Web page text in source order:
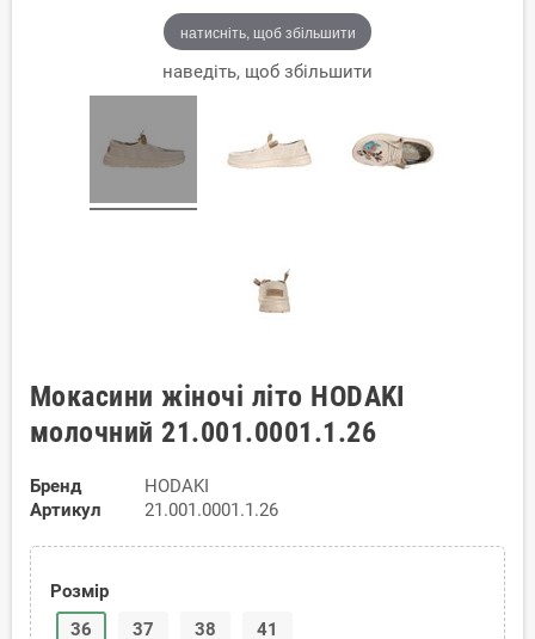
натисніть, щоб збільшити
наведіть, щоб збільшити
Мокасини жіночі літо HODAKI
молочний 21.001.0001.1.26
Бренд
HODAKI
Артикул
21.001.0001.1.26
Розмір
36
37 38 41